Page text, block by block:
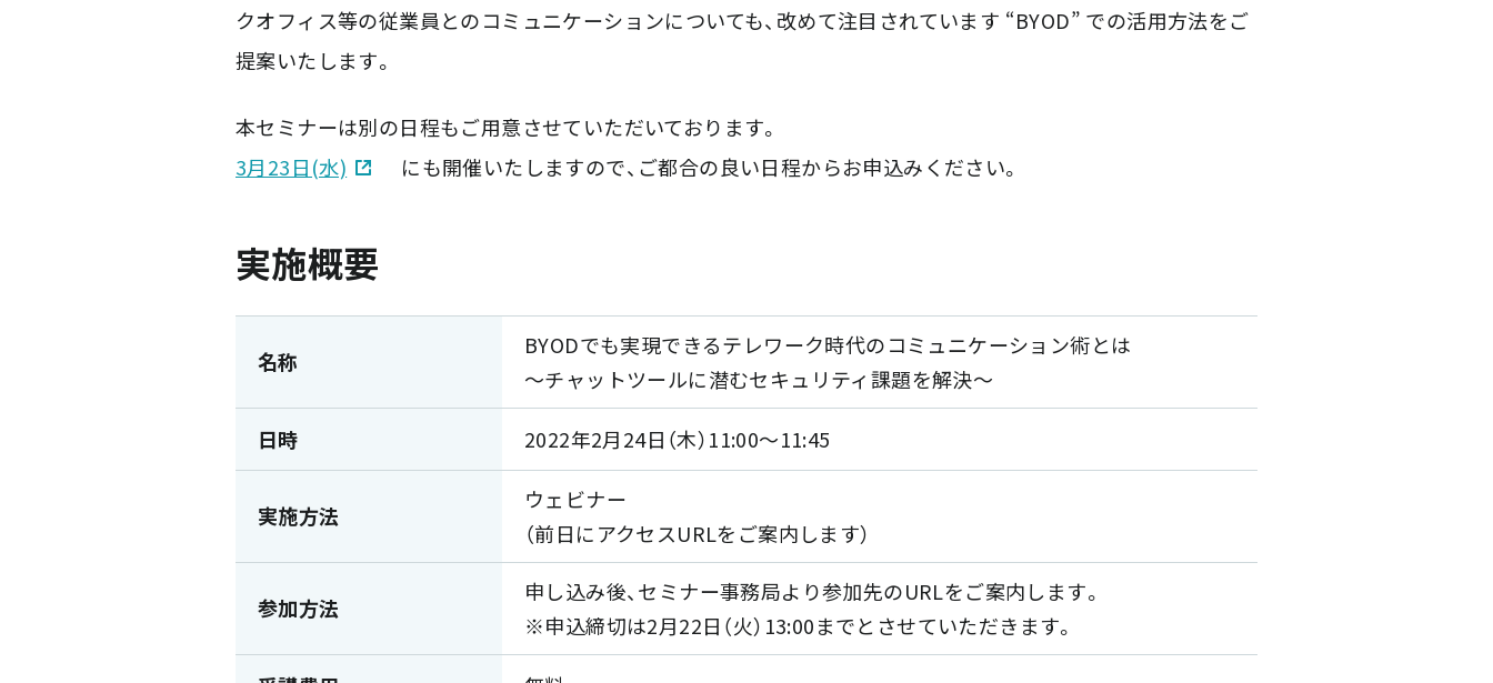
クオフィス等の従業員とのコミュニケーションについても、改めて注目されています “BYOD” での活用方法をご
提案いたします。
本セミナーは別の日程もご用意させていただいております。
3月23日(水)
にも開催いたしますので、ご都合の良い日程からお申込みください。
実施概要
名称
BYODでも実現できるテレワーク時代のコミュニケーション術とは
～チャットツールに潜むセキュリティ課題を解決～
日時 2022年2月24日（木）11:00～11:45
実施方法
ウェビナー
（前日にアクセスURLをご案内します）
参加方法
申し込み後、セミナー事務局より参加先のURLをご案内します。
※申込締切は2月22日（火）13:00までとさせていただきます。